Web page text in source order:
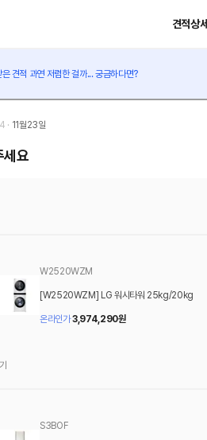
견적상세
은 견적 과연 저렴한 걸까... 궁금하다면?
· 11월23일
세요
W2520WZM
[W2520WZM] LG 워시타워 25kg/20kg
온라인가3,974,290원
S3BOF